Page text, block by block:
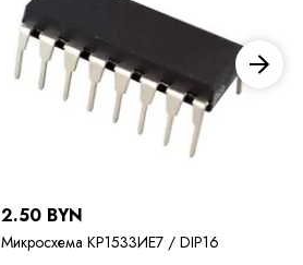
2.50 BYN
Микросхема КР1533ИЕ7 / DIP16